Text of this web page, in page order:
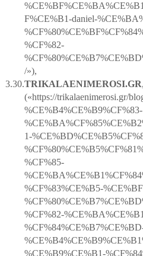
%CE%BF%CE%BA%CE%B
F%CE%B1-daniel-%CE%BA
%CF%80%CE%BF%CF
%CF%82-
%CF%80%CE%B7%CE%BD
/»),
3.30.TRIKALAENIMEROSI.GR,
(«https://trikalaenimerosi.gr/
%CE%B4%CE%B9%CF%83-
%CE%BA%CF%85%CE%B
1-%CE%BD%CE%B5%CF
%CF%80%CE%B5%CF
%CF%85-
%CE%BA%CE%B1%CF
%CF%83%CE%B5-%CE%BF
%CF%80%CE%B7%CE%BD
%CF%82-%CE%BA%CE%B
%CF%84%CE%B7%CE%BD
%CE%B4%CE%B9%CE%B
%CE%B9%CE%B1-%CF